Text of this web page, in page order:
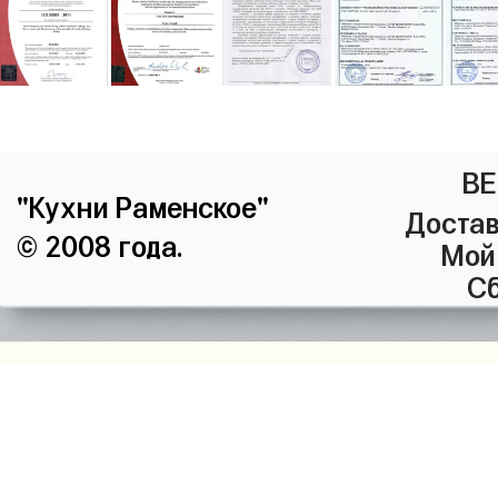
"Кухни Раменское"
© 2008 года.